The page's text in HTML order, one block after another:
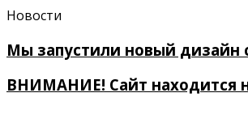
Новости
Мы запустили новый дизайн
ВНИМАНИЕ! Сайт находится